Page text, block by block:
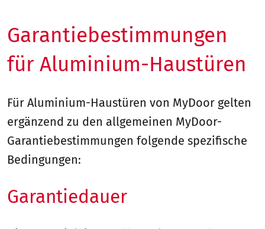
Garantiebestimmungen
für Aluminium-Haustüren
Für Aluminium-Haustüren von MyDoor gelten
ergänzend zu den allgemeinen MyDoor-
Garantiebestimmungen folgende spezifische
Bedingungen:
Garantiedauer